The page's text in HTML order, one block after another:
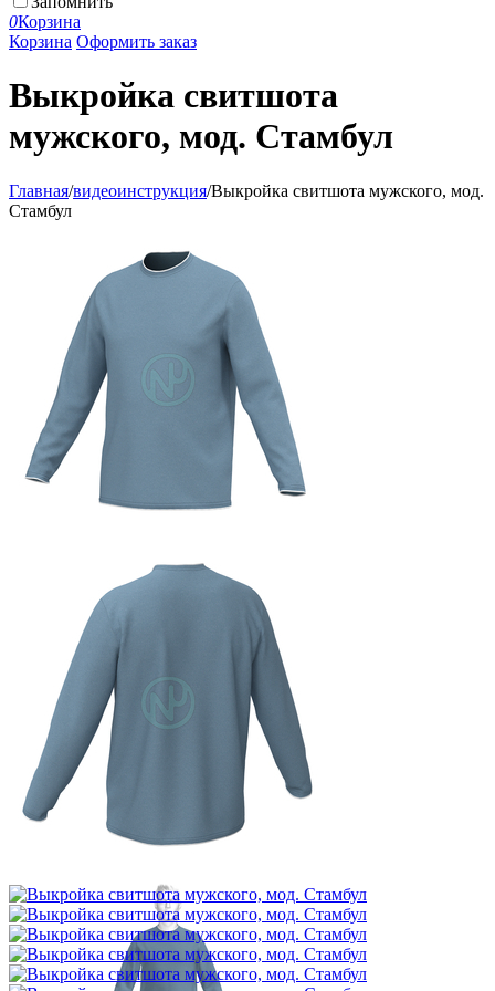
0Корзина
Корзина Оформить заказ
Выкройка свитшота
мужского, мод. Стамбул
Главная/видеоинструкция/Выкройка свитшота мужского, мод.
Стамбул